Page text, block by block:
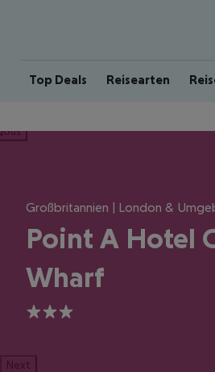
Top Deals Reisearten
Großbritannien | London &
Point A Hotel
Wharf
3
Next